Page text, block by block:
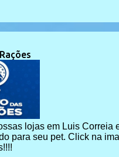
lojas em Luis Correia
para seu pet. Click na